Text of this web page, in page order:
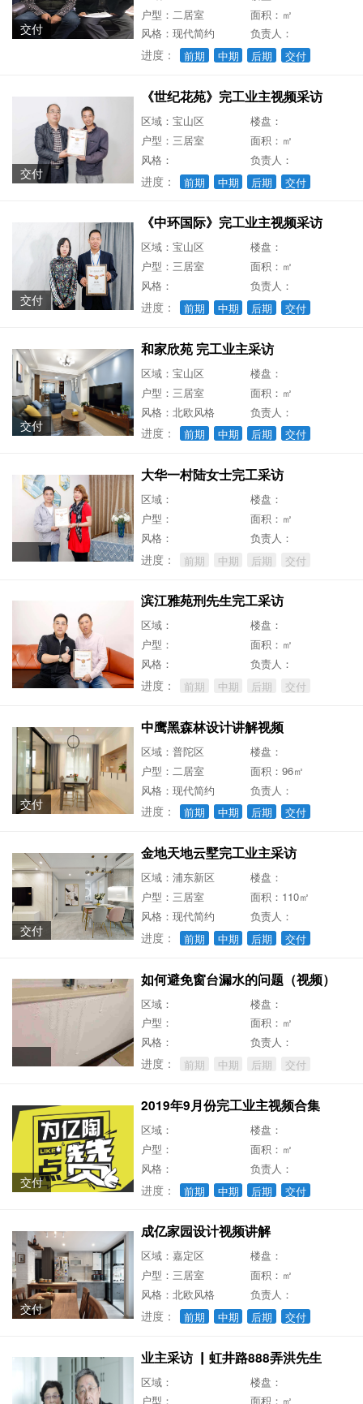
交付
户型：二居室
面积：㎡
风格：现代简约
负责人：
进度： 前期 中期 后期 交付
交付
《世纪花苑》完工业主视频采访
区域：宝山区
楼盘：
户型：三居室
面积：㎡
风格：
负责人：
进度： 前期 中期 后期 交付
交付
《中环国际》完工业主视频采访
区域：宝山区
楼盘：
户型：三居室
面积：㎡
风格：
负责人：
进度： 前期 中期 后期 交付
交付
和家欣苑 完工业主采访
区域：宝山区
楼盘：
户型：三居室
面积：㎡
风格：北欧风格
负责人：
进度： 前期 中期 后期 交付
大华一村陆女士完工采访
区域：
楼盘：
户型：
面积：㎡
风格：
负责人：
进度： 前期 中期 后期 交付
滨江雅苑刑先生完工采访
区域：
楼盘：
户型：
面积：㎡
风格：
负责人：
进度： 前期 中期 后期 交付
交付
中鹰黑森林设计讲解视频
区域：普陀区
楼盘：
户型：二居室
面积：96㎡
风格：现代简约
负责人：
进度： 前期 中期 后期 交付
交付
金地天地云墅完工业主采访
区域：浦东新区
楼盘：
户型：三居室
面积：110㎡
风格：现代简约
负责人：
进度： 前期 中期 后期 交付
如何避免窗台漏水的问题（视频）
区域：
楼盘：
户型：
面积：㎡
风格：
负责人：
进度： 前期 中期 后期 交付
交付
2019年9月份完工业主视频合集
区域：
楼盘：
户型：
面积：㎡
风格：
负责人：
进度： 前期 中期 后期 交付
交付
成亿家园设计视频讲解
区域：嘉定区
楼盘：
户型：三居室
面积：㎡
风格：北欧风格
负责人：
进度： 前期 中期 后期 交付
业主采访 ▏虹井路888弄洪先生
区域：
楼盘：
户型：
面积：㎡